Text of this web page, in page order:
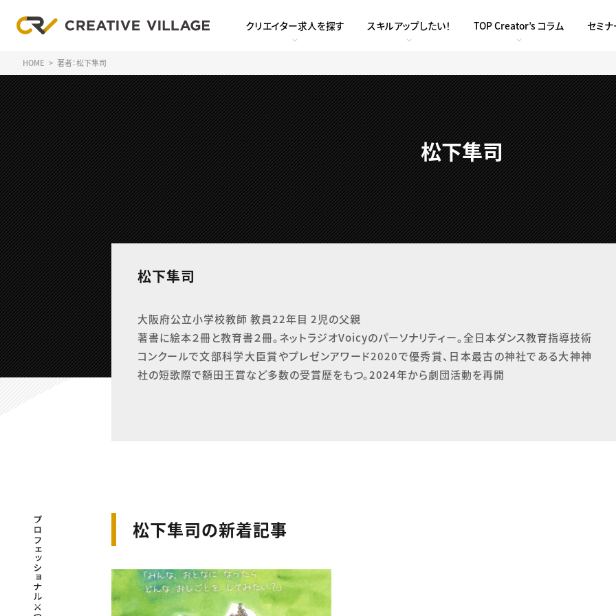
クリエイター求人を探す スキルアップしたい！ TOP Creator’s コラム セミナ
HOME 著者：松下隼司
プロフェッショナル×つながる×メディア
松下隼司
松下隼司
大阪府公立小学校教師 教員22年目 2児の父親
著書に絵本２冊と教育書２冊。ネットラジオVoicyのパーソナリティー。全日本ダンス教育指導技術
コンクールで文部科学大臣賞やプレゼンアワード2020で優秀賞、日本最古の神社である大神神
社の短歌際で額田王賞など多数の受賞歴をもつ。2024年から劇団活動を再開
松下隼司の新着記事